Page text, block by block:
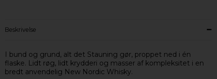
Beskrivelse
I bund og grund, alt det Stauning gør, proppet ned i én
flaske. Lidt røg, lidt krydderi og masser af kompleksitet i en
bredt anvendelig New Nordic Whisky.